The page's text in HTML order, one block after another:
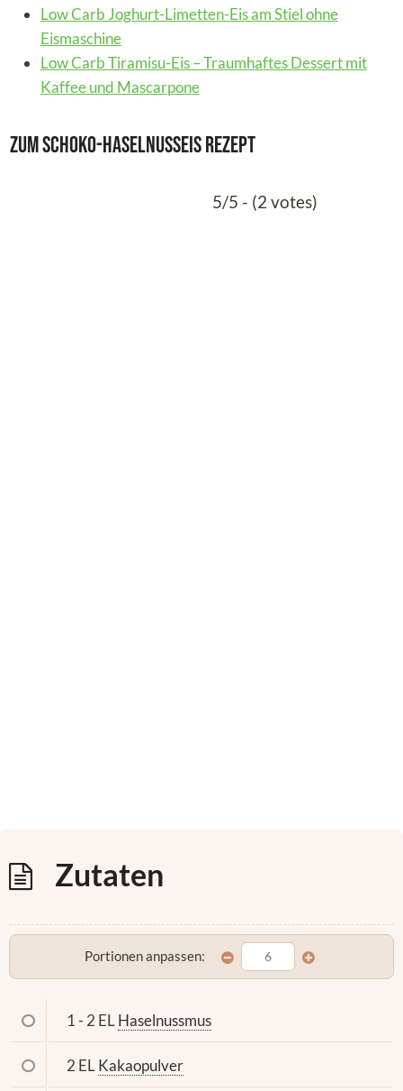
Low Carb Joghurt-Limetten-Eis am Stiel ohne
Eismaschine
Low Carb Tiramisu-Eis – Traumhaftes Dessert mit
Kaffee und Mascarpone
Zum Schoko-Haselnusseis Rezept
5/5 - (2 votes)
Zutaten
Portionen anpassen:
1 - 2 ELHaselnussmus
2 ELKakaopulver